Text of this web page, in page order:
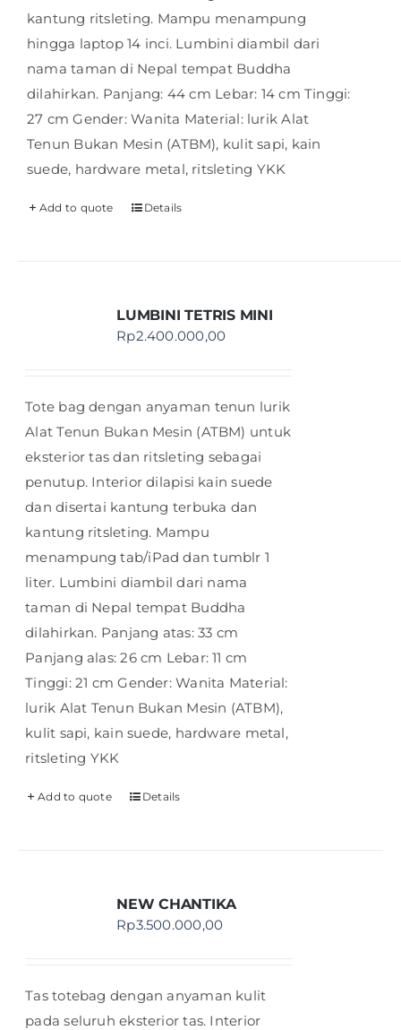
kantung ritsleting. Mampu menampung
hingga laptop 14 inci. Lumbini diambil dari
nama taman di Nepal tempat Buddha
dilahirkan. Panjang: 44 cm Lebar: 14 cm Tinggi:
27 cm Gender: Wanita Material: lurik Alat
Tenun Bukan Mesin (ATBM), kulit sapi, kain
suede, hardware metal, ritsleting YKK
Add to quote Details
LUMBINI TETRIS MINI
Rp2.400.000,00
Tote bag dengan anyaman tenun lurik
Alat Tenun Bukan Mesin (ATBM) untuk
eksterior tas dan ritsleting sebagai
penutup. Interior dilapisi kain suede
dan disertai kantung terbuka dan
kantung ritsleting. Mampu
menampung tab/iPad dan tumblr 1
liter. Lumbini diambil dari nama
taman di Nepal tempat Buddha
dilahirkan. Panjang atas: 33 cm
Panjang alas: 26 cm Lebar: 11 cm
Tinggi: 21 cm Gender: Wanita Material:
lurik Alat Tenun Bukan Mesin (ATBM),
kulit sapi, kain suede, hardware metal,
ritsleting YKK
Add to quote Details
NEW CHANTIKA
Rp3.500.000,00
Tas totebag dengan anyaman kulit
pada seluruh eksterior tas. Interior